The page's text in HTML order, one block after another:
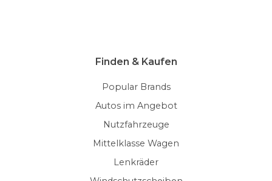
Finden & Kaufen
Popular Brands
Autos im Angebot
Nutzfahrzeuge
Mittelklasse Wagen
Lenkräder